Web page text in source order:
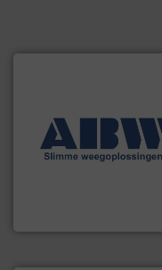
aan weegapparatuur en -
componenten diverse
geautomatiseerde
weegoplossingen. Meer